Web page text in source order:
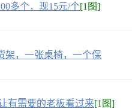
多个，现15元/个[1图]
架，一张桌椅，一个保
有需要的老板看过来[1图]